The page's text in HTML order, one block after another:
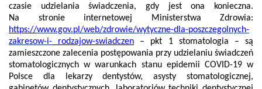
czasie udzielania świadczenia, gdy jest ona konieczna.
Na stronie internetowej Ministerstwa Zdrowia:
https://www.gov.pl/web/zdrowie/wytyczne-dla-poszczegolnych-
zakresow-i- rodzajow-swiadczen – pkt 1 stomatologia – są
zamieszczone zalecenia postępowania przy udzielaniu świadczeń
stomatologicznych w warunkach stanu epidemii COVID-19 w
Polsce dla lekarzy dentystów, asysty stomatologicznej,